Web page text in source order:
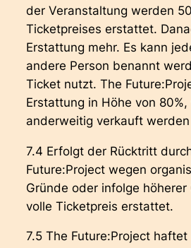
der Veranstaltung werden
Ticketpreises erstattet.
Erstattung mehr. Es kann
andere Person benannt
Ticket nutzt. The
Erstattung in Höhe von
anderweitig verkauft
7.4 Erfolgt der Rücktritt
Future:Project wegen
Gründe oder infolge
volle Ticketpreis erstattet.
7.5 The Future:Project